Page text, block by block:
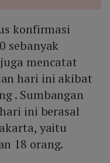
konfirmasi
sebanyak
juga mencatat
hari ini akibat
. Sumbangan
ini berasal
yaitu
18 orang.